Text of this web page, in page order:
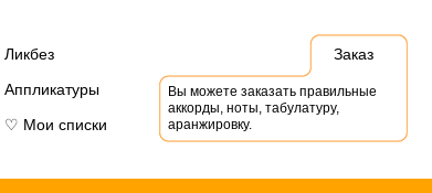
Ликбез
Аппликатуры
♡ Мои списки
Заказ
Вы можете заказать правильные
аккорды, ноты, табулатуру,
аранжировку.